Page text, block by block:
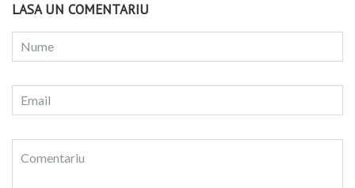
LASA UN COMENTARIU